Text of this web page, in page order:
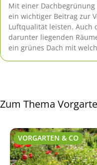
Mit einer
ein wichtiger Beitrag zur
Luftqualität leisten. Auch
darunter liegenden
ein grünes Dach mit
Zum Thema
VORGARTEN & CO